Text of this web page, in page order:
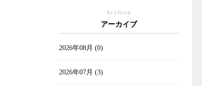
Archive
アーカイブ
2026年08月 (0)
2026年07月 (3)